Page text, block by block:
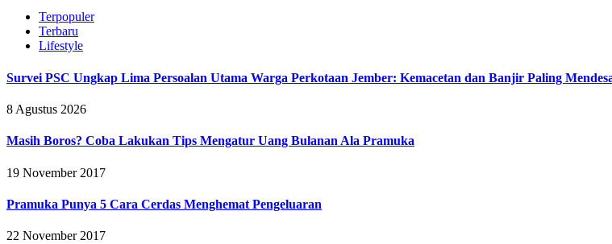
Terpopuler
Terbaru
Lifestyle
Survei PSC Ungkap Lima Persoalan Utama Warga Perkotaan Jember: Kemacetan dan Banjir Paling
8 Agustus 2026
Masih Boros? Coba Lakukan Tips Mengatur Uang Bulanan Ala Pramuka
19 November 2017
Pramuka Punya 5 Cara Cerdas Menghemat Pengeluaran
22 November 2017